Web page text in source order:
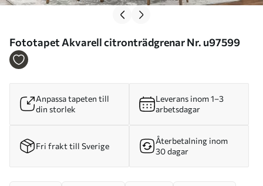
Fototapet Akvarell citronträdgrenar Nr. u97599
Anpassa tapeten till
din storlek
Leverans inom 1–3
arbetsdagar
Fri frakt till Sverige
Återbetalning inom
30 dagar